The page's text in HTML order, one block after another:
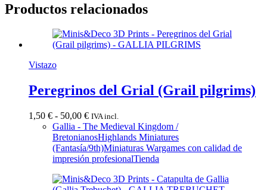
Productos relacionados
Vistazo
Peregrinos del Grial (Grail pilgrims)
1,50 € - 50,00 €Rango
de
precios:
desde
1,50 €
50,00 €
IVA incl.
Gallia - The Medieval Kingdom /
BretonianosHighlands Miniatures
(Fantasía/9th)Miniaturas Wargames con calidad de
impresión profesionalTienda